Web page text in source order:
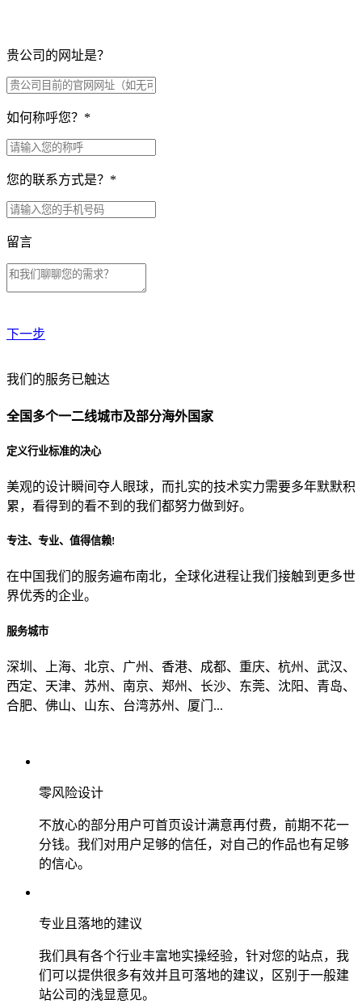
贵公司的网址是？
如何称呼您？ *
您的联系方式是？ *
留言
下一步
贵公司预算范围是？
贵公司的团队规模是？
目前主要的营销渠道是？
我们的服务已触达
全国多个一二线城市及部分海外国家
定义行业标准的决心
美观的设计瞬间夺人眼球，而扎实的技术实力需要多年默默积
累，看得到的看不到的我们都努力做到好。
专注、专业、值得信赖!
在中国我们的服务遍布南北，全球化进程让我们接触到更多世
界优秀的企业。
服务城市
深圳、上海、北京、广州、香港、成都、重庆、杭州、武汉、
西定、天津、苏州、南京、郑州、长沙、东莞、沈阳、青岛、
合肥、佛山、山东、台湾苏州、厦门...
零风险设计
不放心的部分用户可首页设计满意再付费，前期不花一
分钱。我们对用户足够的信任，对自己的作品也有足够
的信心。
专业且落地的建议
我们具有各个行业丰富地实操经验，针对您的站点，我
们可以提供很多有效并且可落地的建议，区别于一般建
站公司的浅显意见。